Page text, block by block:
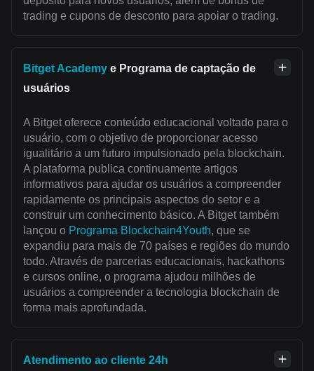
trading e cupons de desconto para apoiar o trading.
Bitget Academy e Programa de captação de
usuários
A Bitget oferece conteúdo educacional voltado para o
usuário, com o objetivo de proporcionar acesso
igualitário a um futuro impulsionado pela blockchain.
A plataforma publica continuamente artigos
informativos para ajudar os usuários a compreender
rapidamente os principais aspectos do setor e a
construir um conhecimento básico. A Bitget também
lançou o Programa Blockchain4Youth, que se
expandiu para mais de 70 países e regiões do mundo
todo. Através de parcerias educacionais, hackathons
e cursos online, o programa ajudou milhões de
usuários a compreender a tecnologia blockchain de
forma mais aprofundada.
Atendimento ao cliente 24h